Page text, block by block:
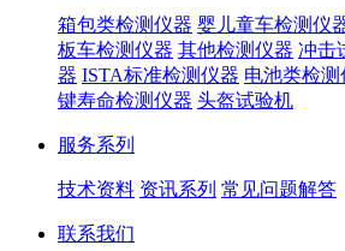
箱包类检测仪器 婴儿童车检测仪
板车检测仪器 其他检测仪器 冲击
器 ISTA标准检测仪器 电池类检测
键寿命检测仪器 头盔试验机
服务系列
技术资料 资讯系列 常见问题解答
联系我们